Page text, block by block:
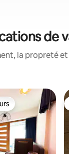
de
la propreté
les plus aimés